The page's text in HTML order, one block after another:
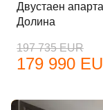
Двустаен
Долина
197 735 EUR
179 990